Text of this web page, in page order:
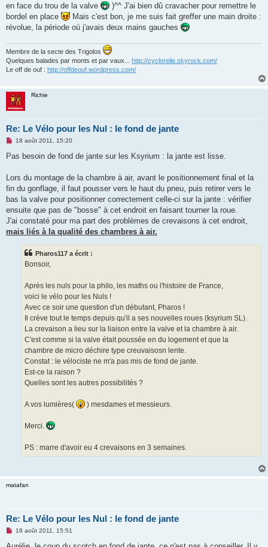
en face du trou de la valve
)^^ J'ai bien dû cravacher pour remettre le
bordel en place
Mais c'est bon, je me suis fait greffer une main droite :
révolue, la période où j'avais deux mains gauches
Membre de la secte des Trigolos
Quelques balades par monts et par vaux... http://cyclorelie.skyrock.com/
Le off de ouf : http://offdeouf.wordpress.com/
Richie
Re: Le Vélo pour les Nul : le fond de jante
M
s
g
n
o
l
u
18 août 2011, 15:20
Pas besoin de fond de jante sur les Ksyrium : la jante est lisse.
Lors du montage de la chambre à air, avant le positionnement final et la
fin du gonflage, il faut pousser vers le haut du pneu, puis retirer vers le
bas la valve pour positionner correctement celle-ci sur la jante : vérifier
ensuite que pas de "bosse" à cet endroit en faisant tourner la roue.
J'ai constaté pour ma part des problèmes de crevaisons à cet endroit,
mais liés à la qualité des chambres à air.
Pharos117 a écrit :
Bonsoir,
Après les nuls pour la philo, les maths ou l'histoire de France,
voici le vélo pour les Nuls !
Avec ce soir une question d'un débutant, Pharos !
Il crève tout le temps depuis qu'il a ses nouvelles roues (ksyrium SL).
La crevaison a lieu sur la liaison entre la valve et la chambre à air.
C'est comme si la valve était poussée en du logement et que la
chambre de micro déchire type creuvaisosn lente.
Constat : le vélociste ne m'a pas mis de fond de jante.
Est-ce la raison ?
Quelles sont les autres possibilités ?
A vos lumières( ) mesdames et messieurs.
Merci.
PS : marre d'avoir eu 4 crevaisons en 3 semaines.
matafan
Re: Le Vélo pour les Nul : le fond de jante
M
s
18 août 2011, 15:51